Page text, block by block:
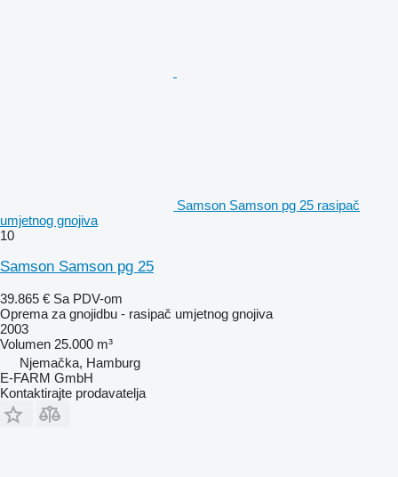
Samson Samson pg 25 rasipač
umjetnog gnojiva
10
Samson Samson pg 25
39.865 € Sa PDV-om
Oprema za gnojidbu - rasipač umjetnog gnojiva
2003
Volumen 25.000 m³
Njemačka, Hamburg
E-FARM GmbH
Kontaktirajte prodavatelja